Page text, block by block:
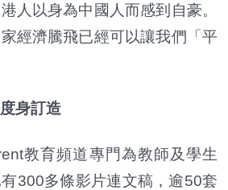
人以身為中國人而感到自豪。
經濟騰飛已經可以讓我們「平
身訂造
教育頻道專門為教師及學生
300多條影片連文稿，逾50套